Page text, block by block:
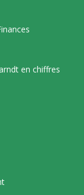
en chiffres